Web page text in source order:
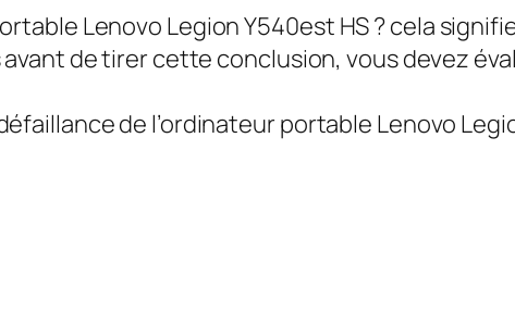
Lenovo Legion Y540est HS ? cela
de tirer cette conclusion, vous devez
de l’ordinateur portable Lenovo